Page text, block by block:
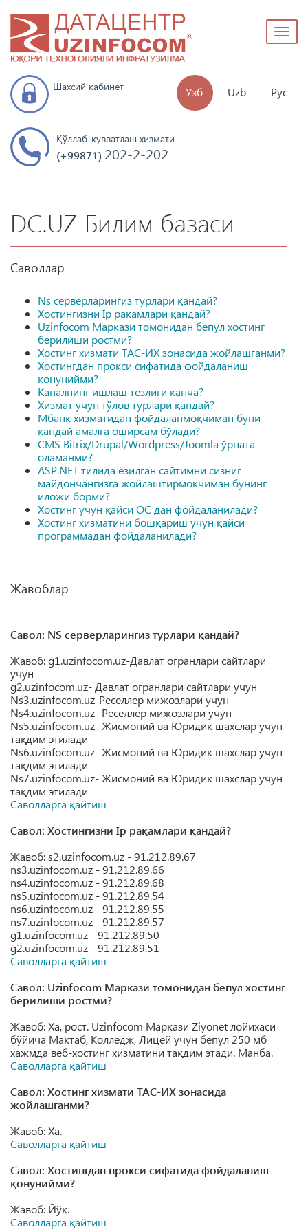
Узб Uzb Рус
Шахсий кабинет
Қўллаб-қувватлаш хизмати
(+99871) 202-2-202
DC.UZ Билим базаси
Саволлар
Ns серверларингиз турлари қандай?
Хостингизни Ip рақамлари қандай?
Uzinfocom Маркази томонидан бепул хостинг
берилиши ростми?
Хостинг хизмати ТАС-ИХ зонасида жойлашганми?
Хостингдан прокси сифатида фойдаланиш
қонунийми?
Каналнинг ишлаш тезлиги қанча?
Хизмат учун тўлов турлари қандай?
Мбанк хизматидан фойдаланмоқчиман буни
қандай амалга оширсам бўлади?
CMS Bitrix/Drupal/Wordpress/Joomla ўрната
оламанми?
ASP.NET тилида ёзилган сайтимни сизниг
майдончангизга жойлаштирмокчиман бунинг
иложи борми?
Хостинг учун қайси ОС дан фойдаланилади?
Хостинг хизматини бошқариш учун қайси
программадан фойдаланилади?
Жавоблар
Савол: NS серверларингиз турлари қандай?
Жавоб: g1.uzinfocom.uz-Давлат огранлари сайтлари
учун
g2.uzinfocom.uz- Давлат огранлари сайтлари учун
Ns3.uzinfocom.uz-Реселлер мижозлари учун
Ns4.uzinfocom.uz- Реселлер мижозлари учун
Ns5.uzinfocom.uz- Жисмоний ва Юридик шахслар учун
тақдим этилади
Ns6.uzinfocom.uz- Жисмоний ва Юридик шахслар учун
тақдим этилади
Ns7.uzinfocom.uz- Жисмоний ва Юридик шахслар учун
тақдим этилади
Саволларга қайтиш
Савол: Хостингизни Ip рақамлари қандай?
Жавоб: s2.uzinfocom.uz - 91.212.89.67
ns3.uzinfocom.uz - 91.212.89.66
ns4.uzinfocom.uz - 91.212.89.68
ns5.uzinfocom.uz - 91.212.89.54
ns6.uzinfocom.uz - 91.212.89.55
ns7.uzinfocom.uz - 91.212.89.57
g1.uzinfocom.uz - 91.212.89.50
g2.uzinfocom.uz - 91.212.89.51
Саволларга қайтиш
Савол: Uzinfocom Маркази томонидан бепул хостинг
берилиши ростми?
Жавоб: Ха, рост. Uzinfocom Маркази Ziyonet лойихаси
бўйича Мактаб, Колледж, Лицей учун бепул 250 мб
хажмда веб-хостинг хизматини тақдим этади. Манба.
Саволларга қайтиш
Савол: Хостинг хизмати ТАС-ИХ зонасида
жойлашганми?
Жавоб: Ха.
Саволларга қайтиш
Савол: Хостингдан прокси сифатида фойдаланиш
қонунийми?
Жавоб: Йўқ.
Саволларга қайтиш